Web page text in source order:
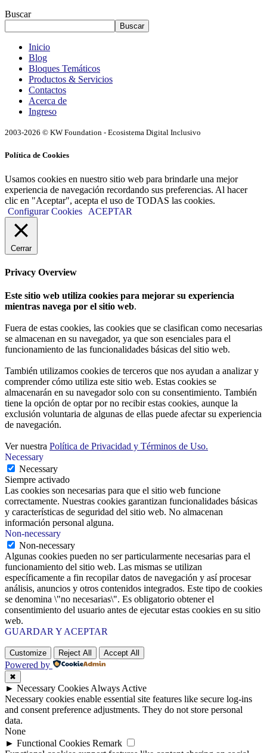
Buscar
Buscar
Inicio
Blog
Bloques Temáticos
Productos & Servicios
Contactos
Acerca de
Ingreso
2003-2026 © KW Foundation - Ecosistema Digital Inclusivo
Política de Cookies
Usamos cookies en nuestro sitio web para brindarle una mejor
experiencia de navegación recordando sus preferencias. Al hacer
clic en "Aceptar", acepta el uso de TODAS las cookies.
Configurar Cookies
ACEPTAR
Cerrar
Privacy Overview
Este sitio web utiliza cookies para mejorar su experiencia
mientras navega por el sitio web.
Fuera de estas cookies, las cookies que se clasifican como necesarias
se almacenan en su navegador, ya que son esenciales para el
funcionamiento de las funcionalidades básicas del sitio web.
También utilizamos cookies de terceros que nos ayudan a analizar y
comprender cómo utiliza este sitio web. Estas cookies se
almacenarán en su navegador solo con su consentimiento. También
tiene la opción de optar por no recibir estas cookies, aunque la
exclusión voluntaria de algunas de ellas puede afectar su experiencia
de navegación.
Ver nuestra Política de Privacidad y Términos de Uso.
Necessary
Necessary
Siempre activado
Las cookies son necesarias para que el sitio web funcione
correctamente. Nuestras cookies garantizan funcionalidades básicas
y características de seguridad del sitio web. No almacenan
información personal alguna.
Non-necessary
Non-necessary
Algunas cookies pueden no ser particularmente necesarias para el
funcionamiento del sitio web. Las mismas se utilizan
específicamente a fin recopilar datos de navegación y así procesar
análisis, anuncios y otros contenidos integrados. Este tipo de cookies
se denomina \"no necesarias\". Es obligatorio obtener el
consentimiento del usuario antes de ejecutar estas cookies en su sitio
web.
GUARDAR Y ACEPTAR
Customize Reject All Accept All
Powered by
✖
► Necessary Cookies Always Active
Necessary cookies enable essential site features like secure log-ins
and consent preference adjustments. They do not store personal
data.
None
► Functional Cookies Remark